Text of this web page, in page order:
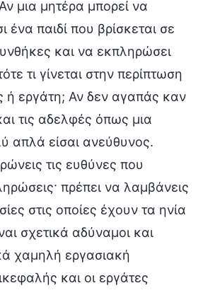
μια μητέρα μπορεί να
ένα παιδί που βρίσκεται σε
και να εκπληρώσει
τι γίνεται στην περίπτωση
ή εργάτη; Αν δεν αγαπάς καν
τις αδελφές όπως μια
απλά είσαι ανεύθυνος.
τις ευθύνες που
πρέπει να λαμβάνεις
στις οποίες έχουν τα ηνία
σχετικά αδύναμοι και
χαμηλή εργασιακή
και οι εργάτες